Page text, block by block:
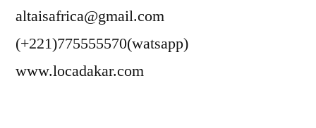
altaisafrica@gmail.com
(+221)775555570(watsapp)
www.locadakar.com